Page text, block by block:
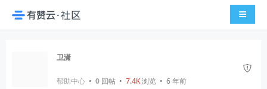
导航切
卫潇
帮助中心 • 0 回帖 • 7.4K浏览 • 6 年前